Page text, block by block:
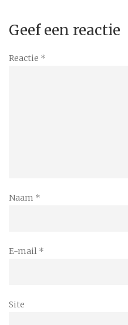
Geef een reactie
Reactie *
Naam *
E-mail *
Site